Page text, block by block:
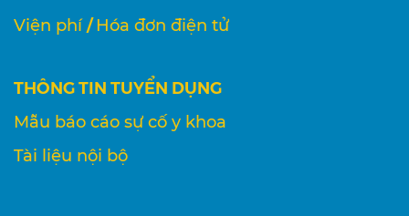
Viện phí / Hóa đơn điện tử
THÔNG TIN TUYỂN DỤNG
Mẫu báo cáo sự cố y khoa
Tài liệu nội bộ